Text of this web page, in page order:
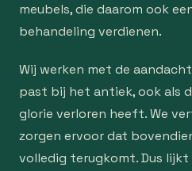
meubels, die daarom ook
behandeling verdienen.
Wij werken met de
past bij het antiek, ook als
glorie verloren heeft. We
zorgen ervoor dat
volledig terugkomt. Dus